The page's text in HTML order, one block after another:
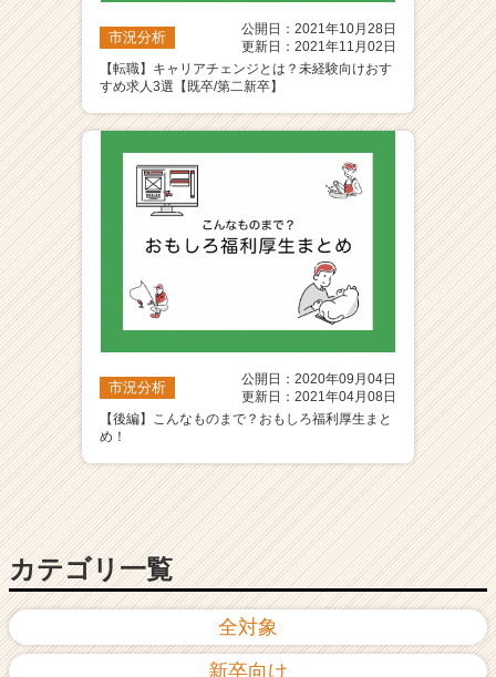
全対象
新卒向け
市況分析
公開日：2021年10月28日
更新日：2021年11月02日
【転職】キャリアチェンジとは？未経験向けおす
すめ求人3選【既卒/第二新卒】
市況分析
公開日：2020年09月04日
更新日：2021年04月08日
【後編】こんなものまで？おもしろ福利厚生まと
め！
カテゴリ一覧